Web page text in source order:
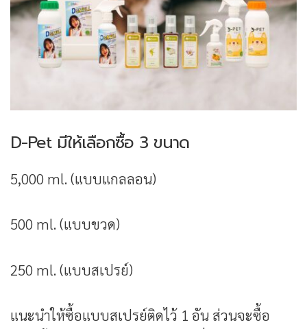
D-Pet มีให้เลือกซื้อ 3 ขนาด
5,000 ml. (แบบแกลลอน)
500 ml. (แบบขวด)
250 ml. (แบบสเปรย์)
แนะนำให้ซื้อแบบสเปรย์ติดไว้ 1 อัน ส่วนจะซื้อ